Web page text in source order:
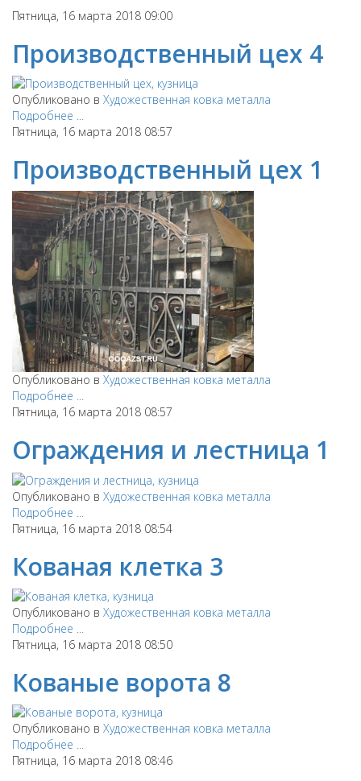
Пятница, 16 марта 2018 09:00
Производственный цех 4
Опубликовано в Художественная ковка металла
Подробнее ...
Пятница, 16 марта 2018 08:57
Производственный цех 1
Опубликовано в Художественная ковка металла
Подробнее ...
Пятница, 16 марта 2018 08:57
Ограждения и лестница 1
Опубликовано в Художественная ковка металла
Подробнее ...
Пятница, 16 марта 2018 08:54
Кованая клетка 3
Опубликовано в Художественная ковка металла
Подробнее ...
Пятница, 16 марта 2018 08:50
Кованые ворота 8
Опубликовано в Художественная ковка металла
Подробнее ...
Пятница, 16 марта 2018 08:46